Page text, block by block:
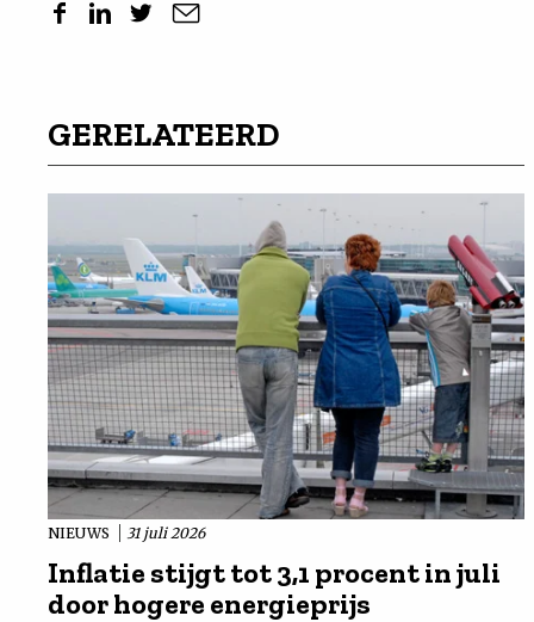
GERELATEERD
NIEUWS 31 juli 2026
Inflatie stijgt tot 3,1 procent in juli
door hogere energieprijs